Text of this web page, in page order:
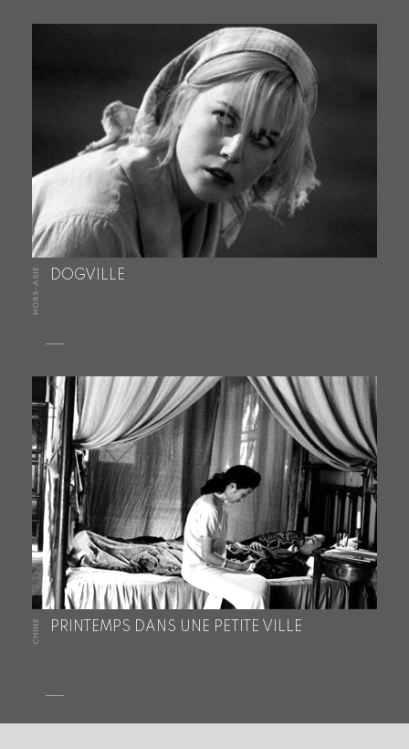
HORS-ASIE DOGVILLE
CHINE PRINTEMPS DANS UNE PETITE VILLE